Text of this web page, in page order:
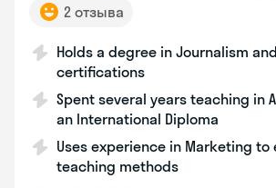
2 отзыва
Holds a degree in Journalism
certifications
Spent several years teaching in
an International Diploma
Uses experience in Marketing to
teaching methods